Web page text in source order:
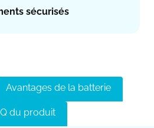
sécurisés
Avantages de la batterie
du produit